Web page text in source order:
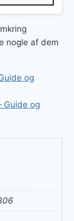
nogle af dem
og
Guide og